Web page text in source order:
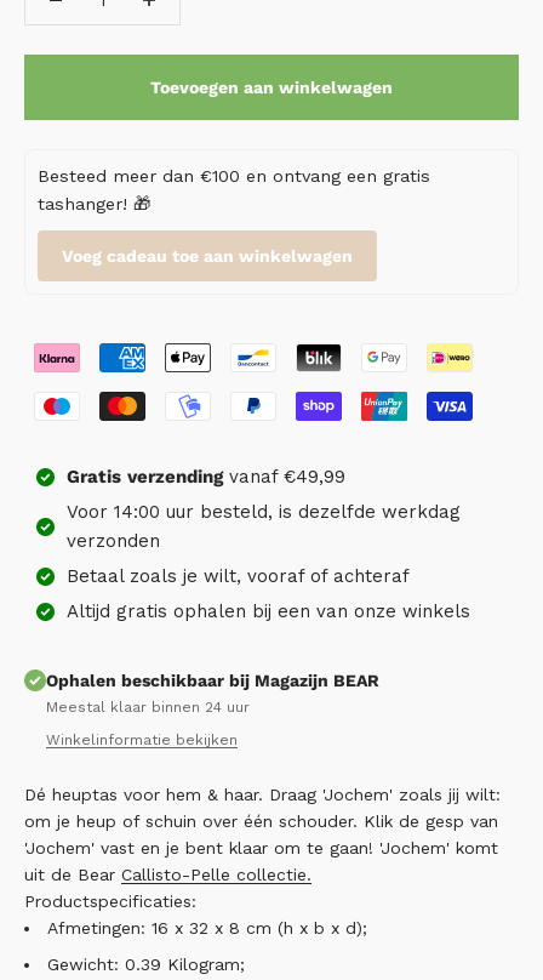
Toevoegen aan winkelwagen
Besteed meer dan €100 en ontvang een gratis
tashanger! 🎁
Voeg cadeau toe aan winkelwagen
Gratis verzendingvanaf €49,99
Voor 14:00 uur besteld, is dezelfde werkdag
verzonden
Betaal zoals je wilt, vooraf of achteraf
Altijd gratis ophalen bij een van onze winkels
Ophalen beschikbaar bij Magazijn BEAR
Meestal klaar binnen 24 uur
Winkelinformatie bekijken
Dé heuptas voor hem & haar. Draag 'Jochem' zoals jij wilt:
om je heup of schuin over één schouder. Klik de gesp van
'Jochem' vast en je bent klaar om te gaan! 'Jochem' komt
uit de Bear Callisto-Pelle collectie.
Productspecificaties:
Afmetingen: 16 x 32 x 8 cm (h x b x d);
Gewicht: 0.39 Kilogram;